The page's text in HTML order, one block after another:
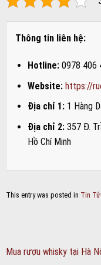
Thông tin liên hệ:
Hotline:0978 406
Website: https://
Địa chỉ 1:1 Hàng
Địa chỉ 2:357 Đ.
Hồ Chí Minh
This entry was posted in Tin
Mua rượu whisky tại Hà